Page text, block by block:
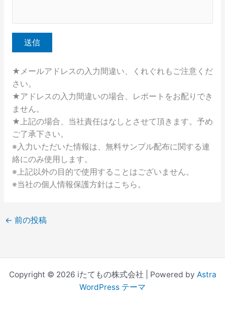
★メールアドレスの入力間違い、くれぐれもご注意くだ
さい。
★アドレスの入力間違いの場合、レポートをお配りでき
ません。
★上記の場合、当社責任はなしとさせて頂きます。予め
ご了承下さい。
※入力いただいた情報は、無料サンプル配布に関する連
絡にのみ使用します。
※上記以外の目的で使用することはございません。
※当社の個人情報保護方針はこちら。
← 前の投稿
Copyright © 2026 iたてもの株式会社 | Powered by Astra
WordPress テーマ